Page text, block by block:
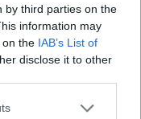
by third parties on the
information may
on the IAB’s List of
disclose it to other
or more Google
στην
που
οποία ενδημούν
σε